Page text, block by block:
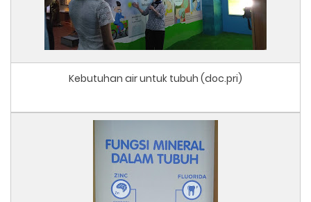
Kebutuhan air untuk tubuh (doc.pri)